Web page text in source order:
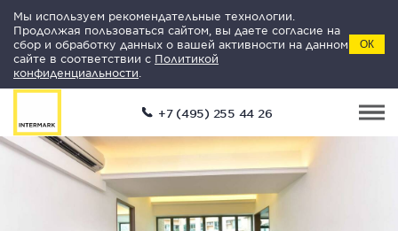
Мы используем рекомендательные технологии.
Продолжая пользоваться сайтом, вы даете согласие на
сбор и обработку данных о вашей активности на данном
сайте в соответствии с Политикой
конфиденциальности
ОК
+7 (495) 255 44 26